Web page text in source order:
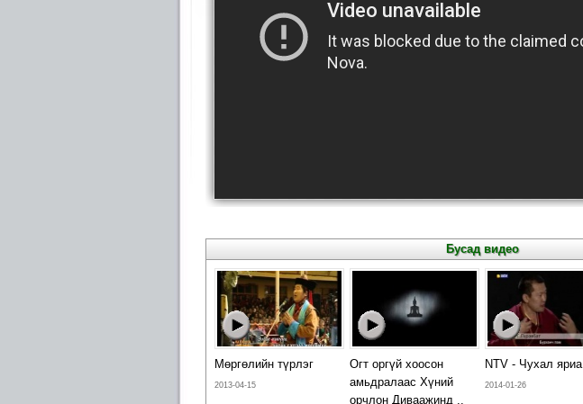
Бусад видео
Мөргөлийн түрлэг
2013-04-15
Огт оргүй хоосон
амьдралаас Хүний
орчлон Диваажинд ..
NTV - Чухал яриа
2014-01-26